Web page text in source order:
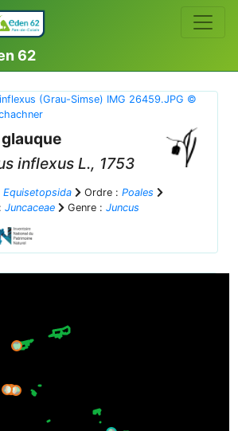
62
inflexus L., 1753
Equisetopsida Ordre : Poales
Juncaceae Genre : Juncus